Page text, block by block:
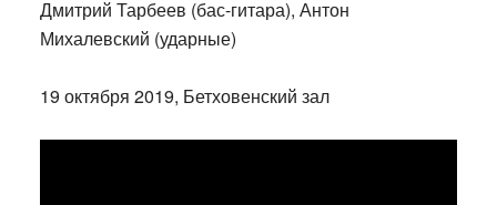
Дмитрий Тарбеев (бас-гитара), Антон
Михалевский (ударные)
19 октября 2019, Бетховенский зал